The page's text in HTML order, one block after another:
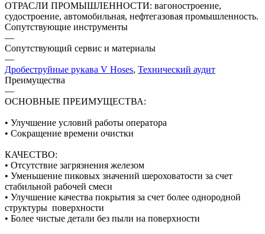
ОТРАСЛИ ПРОМЫШЛЕННОСТИ: вагоностроение,
судостроение, автомобильная, нефтегазовая промышленность.
Сопутствующие инструменты
—
Сопутствующий сервис и материалы
—
Дробеструйные рукава V Hoses, Технический аудит
Преимущества
—
ОСНОВНЫЕ ПРЕИМУЩЕСТВА:
• Улучшение условий работы оператора
• Сокращение времени очистки
КАЧЕСТВО:
• Отсутствие загрязнения железом
• Уменьшение пиковых значений шероховатости за счет
стабильной рабочей смеси
• Улучшение качества покрытия за счет более однородной
структуры поверхности
• Более чистые детали без пыли на поверхности